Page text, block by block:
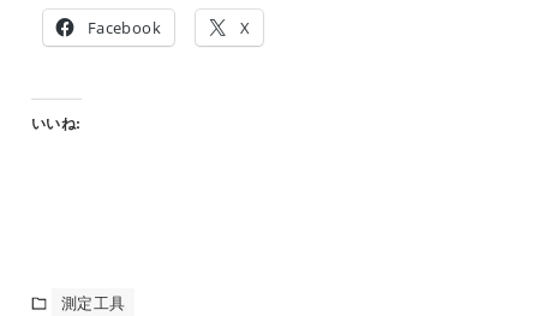
Facebook X
いいね:
測定工具